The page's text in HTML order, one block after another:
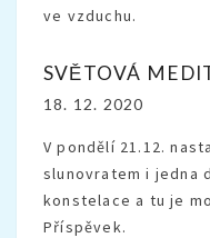
ve vzduchu.
SVĚTOVÁ
18. 12. 2020
V pondělí 21.12.
slunovratem i jedna
konstelace a tu je
Příspěvek.